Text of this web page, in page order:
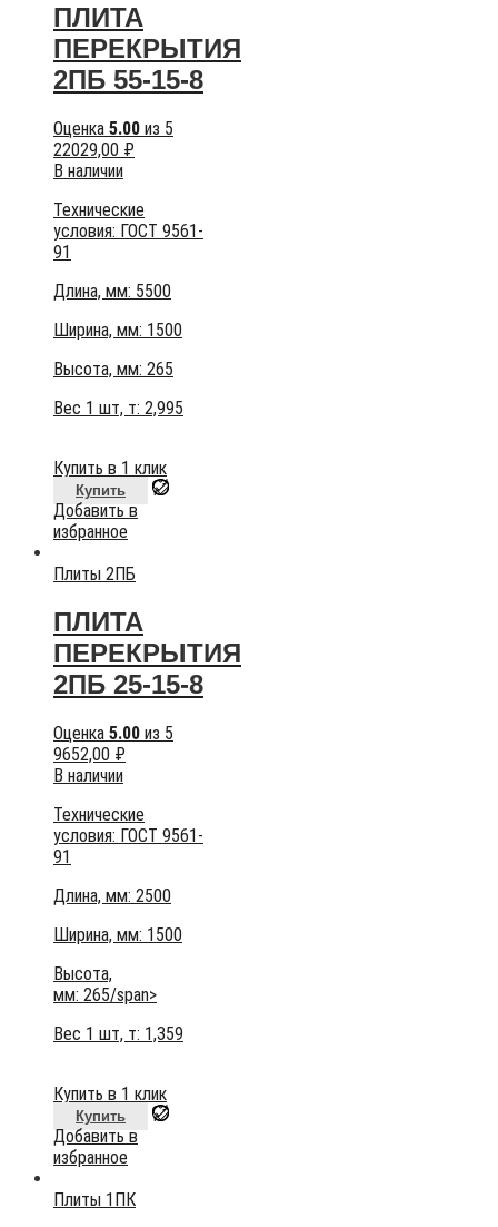
ПЛИТА
ПЕРЕКРЫТИЯ
2ПБ 55-15-8
Оценка 5.00 из 5
22029,00 ₽
В наличии
Технические
условия: ГОСТ 9561-
91
Длина, мм: 5500
Ширина, мм: 1500
Высота, мм: 265
Вес 1 шт, т: 2,995
Купить в 1 клик
Купить
Добавить в
избранное
Плиты 2ПБ
ПЛИТА
ПЕРЕКРЫТИЯ
2ПБ 25-15-8
Оценка 5.00 из 5
9652,00 ₽
В наличии
Технические
условия: ГОСТ 9561-
91
Длина, мм: 2500
Ширина, мм: 1500
Высота,
мм: 265/span>
Вес 1 шт, т: 1,359
Купить в 1 клик
Купить
Добавить в
избранное
Плиты 1ПК